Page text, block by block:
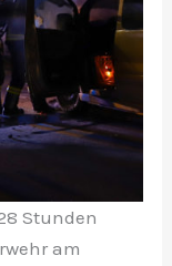
Stunden
am